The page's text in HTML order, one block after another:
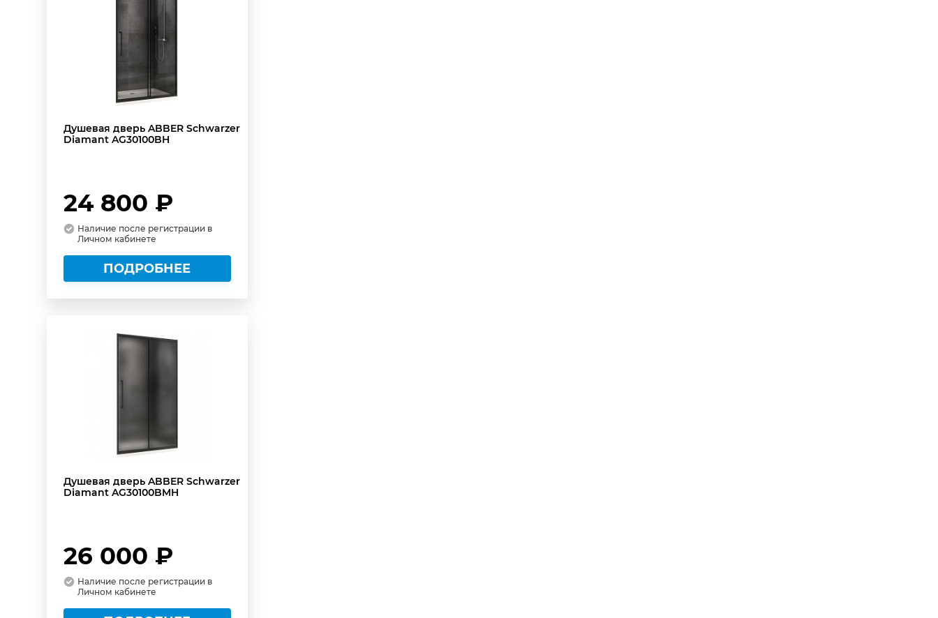
Душевая дверь ABBER Schwarzer
Diamant AG30100BH
24 800 ₽
Наличие после регистрации в
Личном кабинете
ПОДРОБНЕЕ
Душевая дверь ABBER Schwarzer
Diamant AG30100BMH
26 000 ₽
Наличие после регистрации в
Личном кабинете